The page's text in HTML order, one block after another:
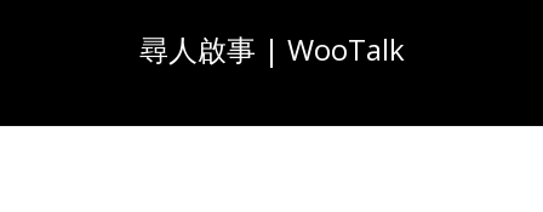
尋人啟事 | WooTalk